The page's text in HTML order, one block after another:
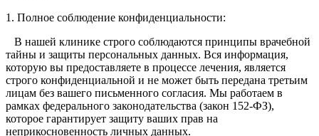
1. Полное соблюдение конфиденциальности:
В нашей клинике строго соблюдаются принципы врачебной
тайны и защиты персональных данных. Вся информация,
которую вы предоставляете в процессе лечения, является
строго конфиденциальной и не может быть передана третьим
лицам без вашего письменного согласия. Мы работаем в
рамках федерального законодательства (закон 152-ФЗ),
которое гарантирует защиту ваших прав на
неприкосновенность личных данных.